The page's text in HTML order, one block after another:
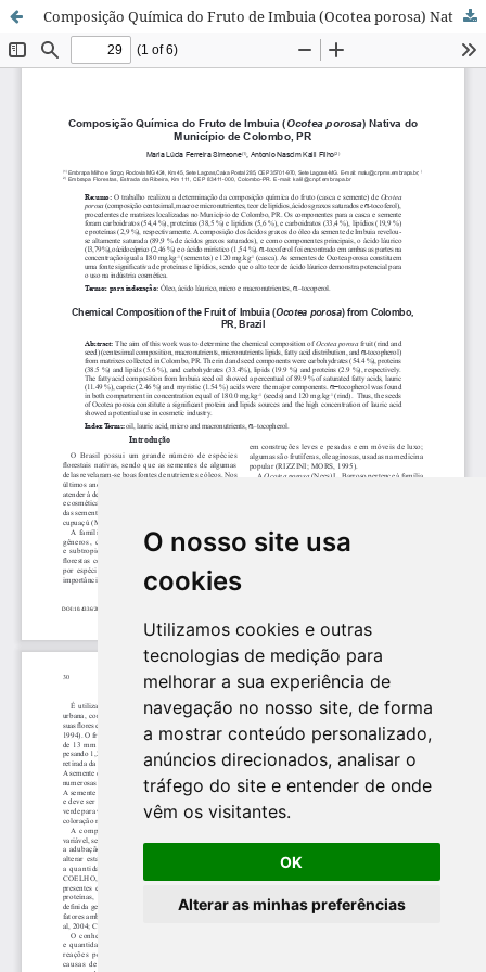
O nosso site usa
cookies
Utilizamos cookies e outras
tecnologias de medição para
melhorar a sua experiência de
navegação no nosso site, de forma
a mostrar conteúdo personalizado,
anúncios direcionados, analisar o
tráfego do site e entender de onde
vêm os visitantes.
OK
Alterar as minhas preferências
Composição Química do Fruto de Imbuia (Ocotea porosa) Nativa do Município de Colombo, PR